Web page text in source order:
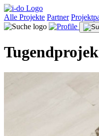
Alle Projekte Partner